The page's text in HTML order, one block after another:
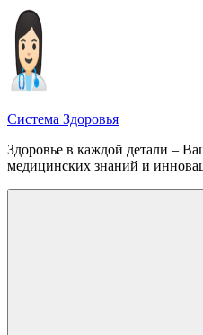
Перейти
содержимому
Система Здоровья
Здоровье в каждой детали –
медицинских знаний и